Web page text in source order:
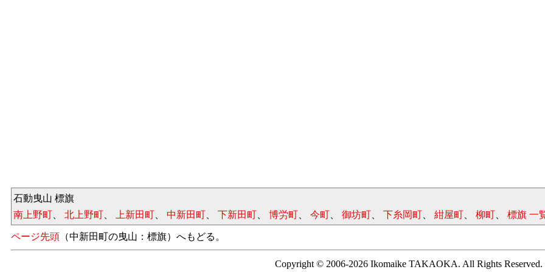
石動曳山 標旗
南上野町、 北上野町、 上新田町、 中新田町、 下新田町、 博労町、 今町、 御坊町、 下糸岡町、 紺屋町、 柳町、 標旗 一
ページ先頭 （中新田町の曳山：標旗）へもどる。
Copyright © 2006-2026 Ikomaike TAKAOKA. All Rights Reserved.